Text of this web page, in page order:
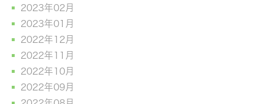
2023年02月
2023年01月
2022年12月
2022年11月
2022年10月
2022年09月